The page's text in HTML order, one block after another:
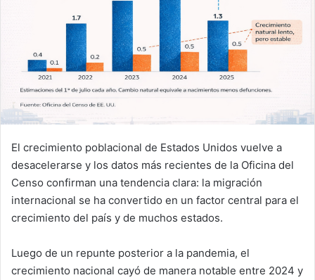
El crecimiento poblacional de Estados Unidos vuelve a
desacelerarse y los datos más recientes de la Oficina del
Censo confirman una tendencia clara: la migración
internacional se ha convertido en un factor central para el
crecimiento del país y de muchos estados.
Luego de un repunte posterior a la pandemia, el
crecimiento nacional cayó de manera notable entre 2024 y